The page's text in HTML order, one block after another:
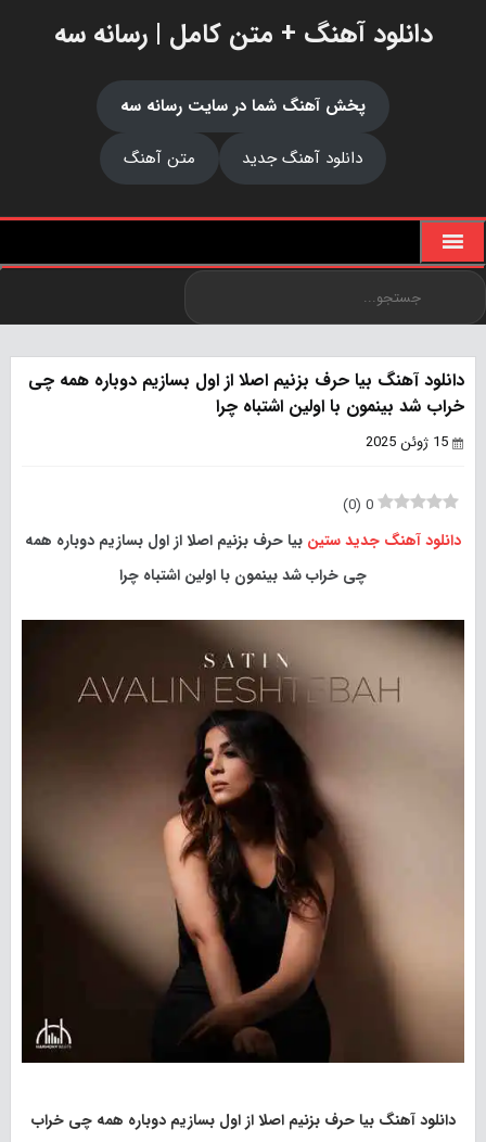
دانلود آهنگ + متن کامل | رسانه سه
پخش آهنگ شما در سایت رسانه سه
دانلود آهنگ جدید
متن آهنگ
دانلود آهنگ بیا حرف بزنیم اصلا از اول بسازیم دوباره همه چی
خراب شد بینمون با اولین اشتباه چرا
15 ژوئن 2025
0
(
0
)
دانلود آهنگ جدیدستین بیا حرف بزنیم اصلا از اول بسازیم دوباره همه
چی خراب شد بینمون با اولین اشتباه چرا
دانلود آهنگ بیا حرف بزنیم اصلا از اول بسازیم دوباره همه چی خراب